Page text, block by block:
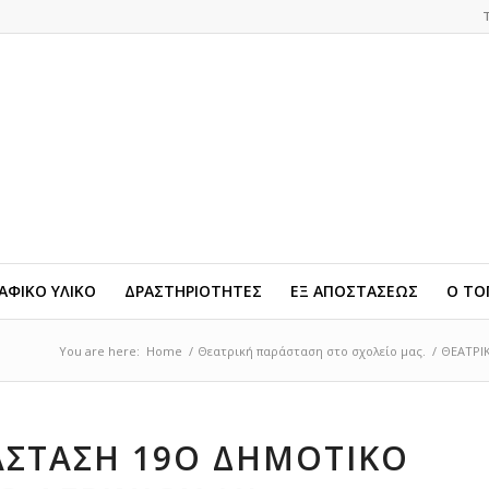
ΥΛΙΚΟ ΔΡΑΣΤΗΡΙΟΤΗΤΕΣ ΕΞ ΑΠΟΣΤΑΣΕΩΣ Ο
You are here: Home / Θεατρική παράσταση στο σχολείο μας. /
19Ο ΔΗΜΟΤΙΚΟ